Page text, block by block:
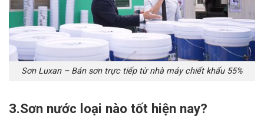
Sơn Luxan – Bán sơn trực tiếp từ nhà máy chiết khấu 55%
3.Sơn nước loại nào tốt hiện nay?